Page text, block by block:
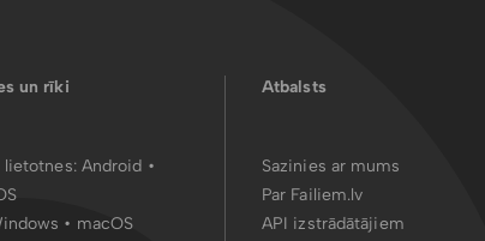
un rīki
lietotnes: Android •
• macOS
Atbalsts
Sazinies ar mums
Par Failiem.lv
API izstrādātājiem